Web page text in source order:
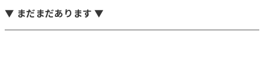
▼ まだまだあります ▼